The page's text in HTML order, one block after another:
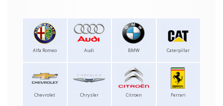
Alfa Romeo Audi BMW Caterpillar
Chevrolet Chrysler Citroen Ferrari